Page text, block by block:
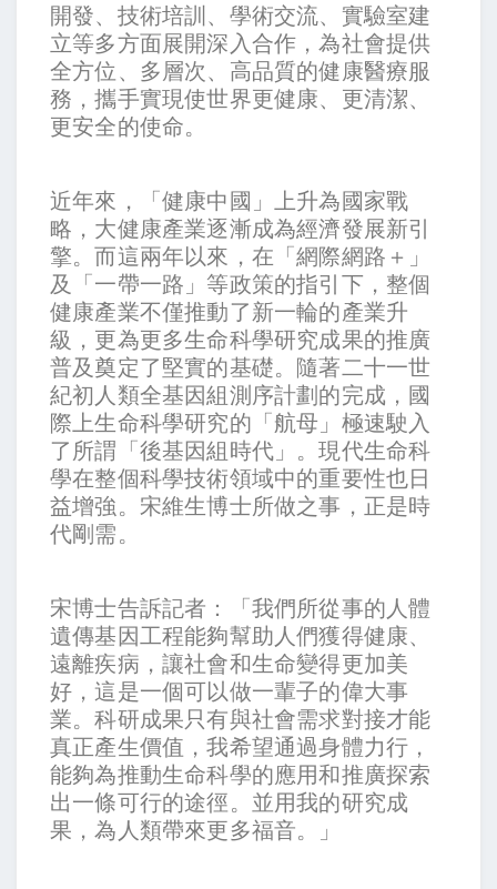
開發、技術培訓、學術交流、實驗室建
立等多方面展開深入合作，為社會提供
全方位、多層次、高品質的健康醫療服
務，攜手實現使世界更健康、更清潔、
更安全的使命。
近年來，「健康中國」上升為國家戰
略，大健康產業逐漸成為經濟發展新引
擎。而這兩年以來，在「網際網路＋」
及「一帶一路」等政策的指引下，整個
健康產業不僅推動了新一輪的產業升
級，更為更多生命科學研究成果的推廣
普及奠定了堅實的基礎。隨著二十一世
紀初人類全基因組測序計劃的完成，國
際上生命科學研究的「航母」極速駛入
了所謂「後基因組時代」。現代生命科
學在整個科學技術領域中的重要性也日
益增強。宋維生博士所做之事，正是時
代剛需。
宋博士告訴記者：「我們所從事的人體
遺傳基因工程能夠幫助人們獲得健康、
遠離疾病，讓社會和生命變得更加美
好，這是一個可以做一輩子的偉大事
業。科研成果只有與社會需求對接才能
真正產生價值，我希望通過身體力行，
能夠為推動生命科學的應用和推廣探索
出一條可行的途徑。並用我的研究成
果，為人類帶來更多福音。」